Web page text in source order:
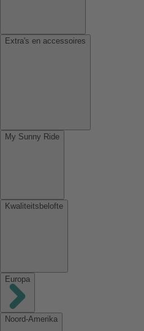
Extra's en accessoires
My Sunny Ride
Kwaliteitsbelofte
Europa
Noord-Amerika